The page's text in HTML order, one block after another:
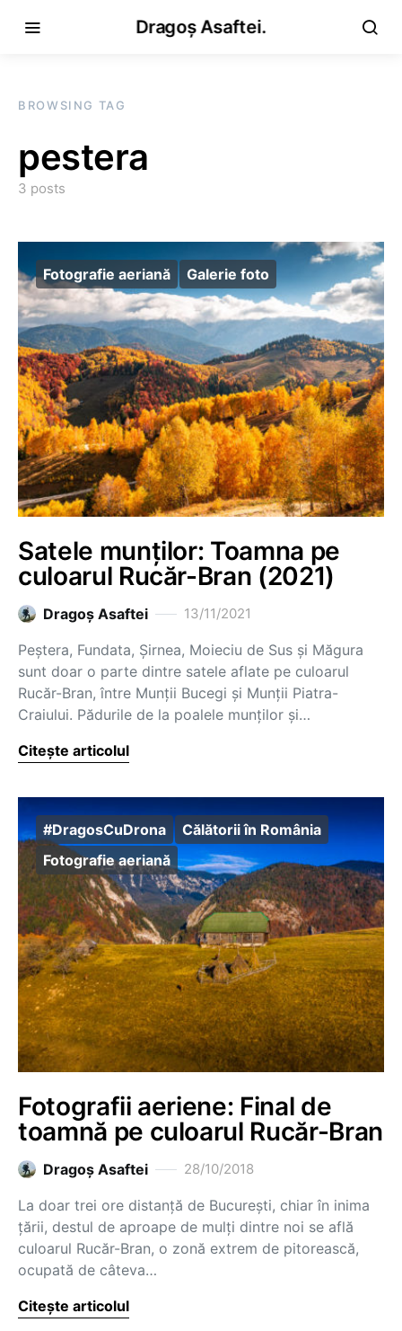
Dragoș Asaftei.
BROWSING TAG
pestera
3 posts
Fotografie aeriană Galerie foto
Satele munților: Toamna pe
culoarul Rucăr-Bran (2021)
Dragoş Asaftei 13/11/2021
Peștera, Fundata, Șirnea, Moieciu de Sus și Măgura
sunt doar o parte dintre satele aflate pe culoarul
Rucăr-Bran, între Munții Bucegi și Munții Piatra-
Craiului. Pădurile de la poalele munților și…
Citește articolul
#DragosCuDrona
Călătorii în România
Fotografie aeriană
Fotografii aeriene: Final de
toamnă pe culoarul Rucăr-Bran
Dragoş Asaftei 28/10/2018
La doar trei ore distanță de București, chiar în inima
țării, destul de aproape de mulți dintre noi se află
culoarul Rucăr-Bran, o zonă extrem de pitorească,
ocupată de câteva…
Citește articolul